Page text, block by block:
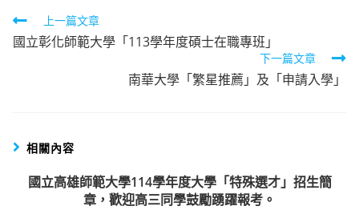
Read
more
上一篇文章
國立彰化師範大學「113學年度碩士在職專班」
下一篇文章
南華大學「繁星推薦」及「申請入學」
相關內容
國立高雄師範大學114學年度大學「特殊選才」招生簡
章，歡迎高三同學鼓勵踴躍報考。